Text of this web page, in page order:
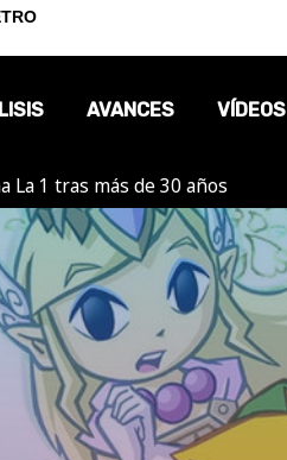
AVANCES VÍDEOS
La 1 tras más de 30 años